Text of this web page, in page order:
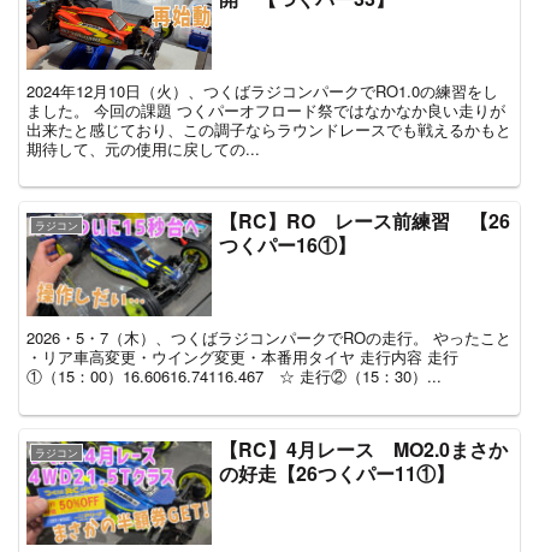
2024年12月10日（火）、つくばラジコンパークでRO1.0の練習をし
ました。 今回の課題 つくパーオフロード祭ではなかなか良い走りが
出来たと感じており、この調子ならラウンドレースでも戦えるかもと
期待して、元の使用に戻しての...
ラジコン
【RC】RO レース前練習 【26
つくパー16①】
2026・5・7（木）、つくばラジコンパークでROの走行。 やったこと
・リア車高変更・ウイング変更・本番用タイヤ 走行内容 走行
①（15：00）16.60616.74116.467 ☆ 走行②（15：30）...
ラジコン
【RC】4月レース MO2.0まさか
の好走【26つくパー11①】